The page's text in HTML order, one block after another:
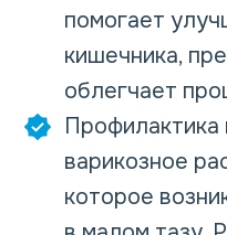
помогает
кишечника,
облегчает
Профилактика
варикозное
которое